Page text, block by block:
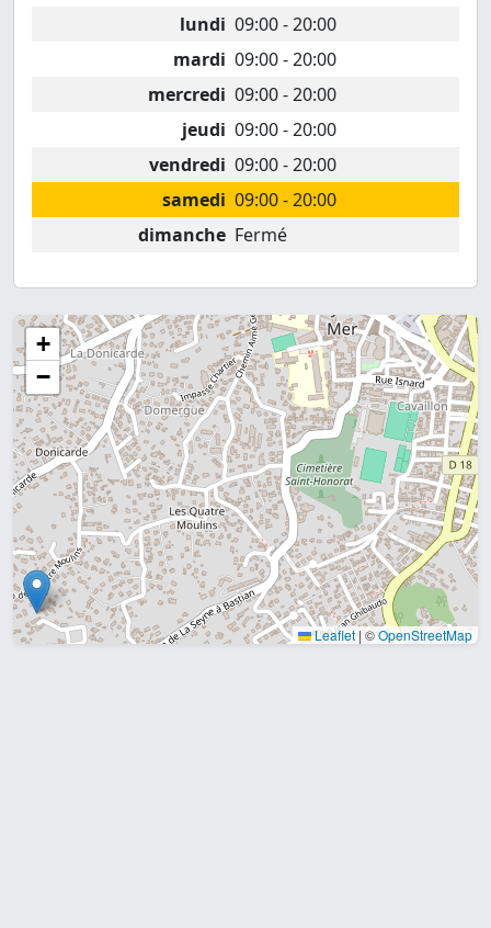
lundi 09:00 - 20:00
mardi 09:00 - 20:00
mercredi 09:00 - 20:00
jeudi 09:00 - 20:00
vendredi 09:00 - 20:00
samedi 09:00 - 20:00
dimanche Fermé
+
−
Leaflet | ©OpenStreetMap